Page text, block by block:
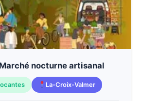
nocturne artisanal
La-Croix-Valmer